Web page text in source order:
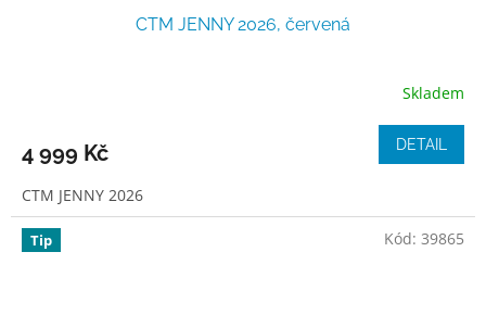
CTM JENNY 2026, červená
Skladem
4 999 Kč DETAIL
CTM JENNY 2026
Tip Kód: 39865